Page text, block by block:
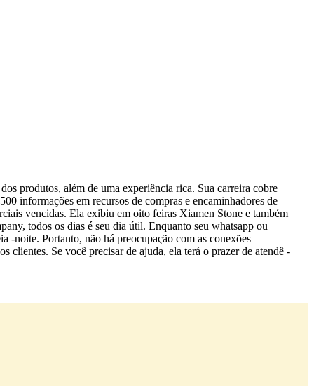
produtos, além de uma experiência rica. Sua carreira cobre
informações em recursos de compras e encaminhadores de
vencidas. Ela exibiu em oito feiras Xiamen Stone e também
todos os dias é seu dia útil. Enquanto seu whatsapp ou
-noite. Portanto, não há preocupação com as conexões
Se você precisar de ajuda, ela terá o prazer de atendê -